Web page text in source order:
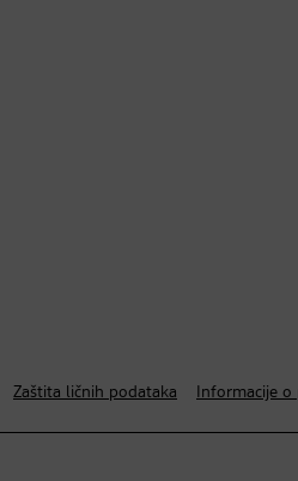
Zaštita ličnih podataka Informacije